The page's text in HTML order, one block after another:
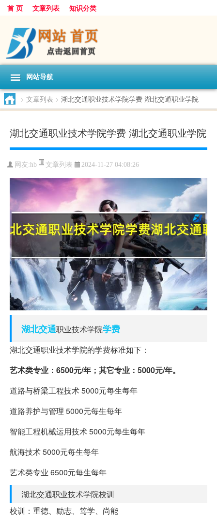
首 页 文章列表 知识分类
网站导航
> 文章列表 > 湖北交通职业技术学院学费 湖北交通职业学院
湖北交通职业技术学院学费 湖北交通职业学院
网友:hb 文章列表 2024-11-27 04:08:26
湖北交通职业技术学院学费
湖北交通职业技术学院的学费标准如下：
艺术类专业：6500元/年；其它专业：5000元/年。
道路与桥梁工程技术 5000元每生每年
道路养护与管理 5000元每生每年
智能工程机械运用技术 5000元每生每年
航海技术 5000元每生每年
艺术类专业 6500元每生每年
湖北交通职业技术学院校训
校训：重德、励志、笃学、尚能